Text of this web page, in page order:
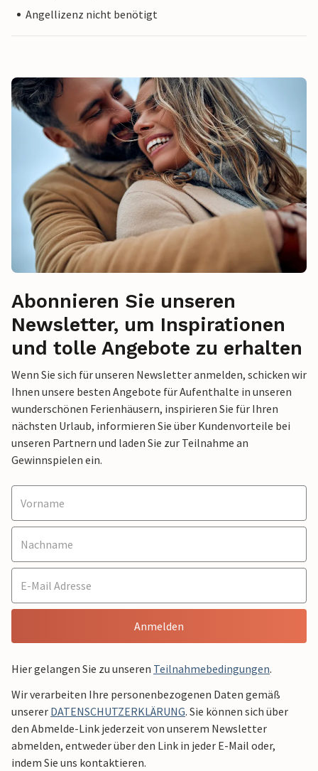
Angellizenz nicht benötigt
Abonnieren Sie unseren
Newsletter, um Inspirationen
und tolle Angebote zu erhalten
Wenn Sie sich für unseren Newsletter anmelden, schicken wir
Ihnen unsere besten Angebote für Aufenthalte in unseren
wunderschönen Ferienhäusern, inspirieren Sie für Ihren
nächsten Urlaub, informieren Sie über Kundenvorteile bei
unseren Partnern und laden Sie zur Teilnahme an
Gewinnspielen ein.
Anmelden
Hier gelangen Sie zu unseren Teilnahmebedingungen.
Wir verarbeiten Ihre personenbezogenen Daten gemäß
unserer DATENSCHUTZERKLÄRUNG. Sie können sich über
den Abmelde-Link jederzeit von unserem Newsletter
abmelden, entweder über den Link in jeder E-Mail oder,
indem Sie uns kontaktieren.